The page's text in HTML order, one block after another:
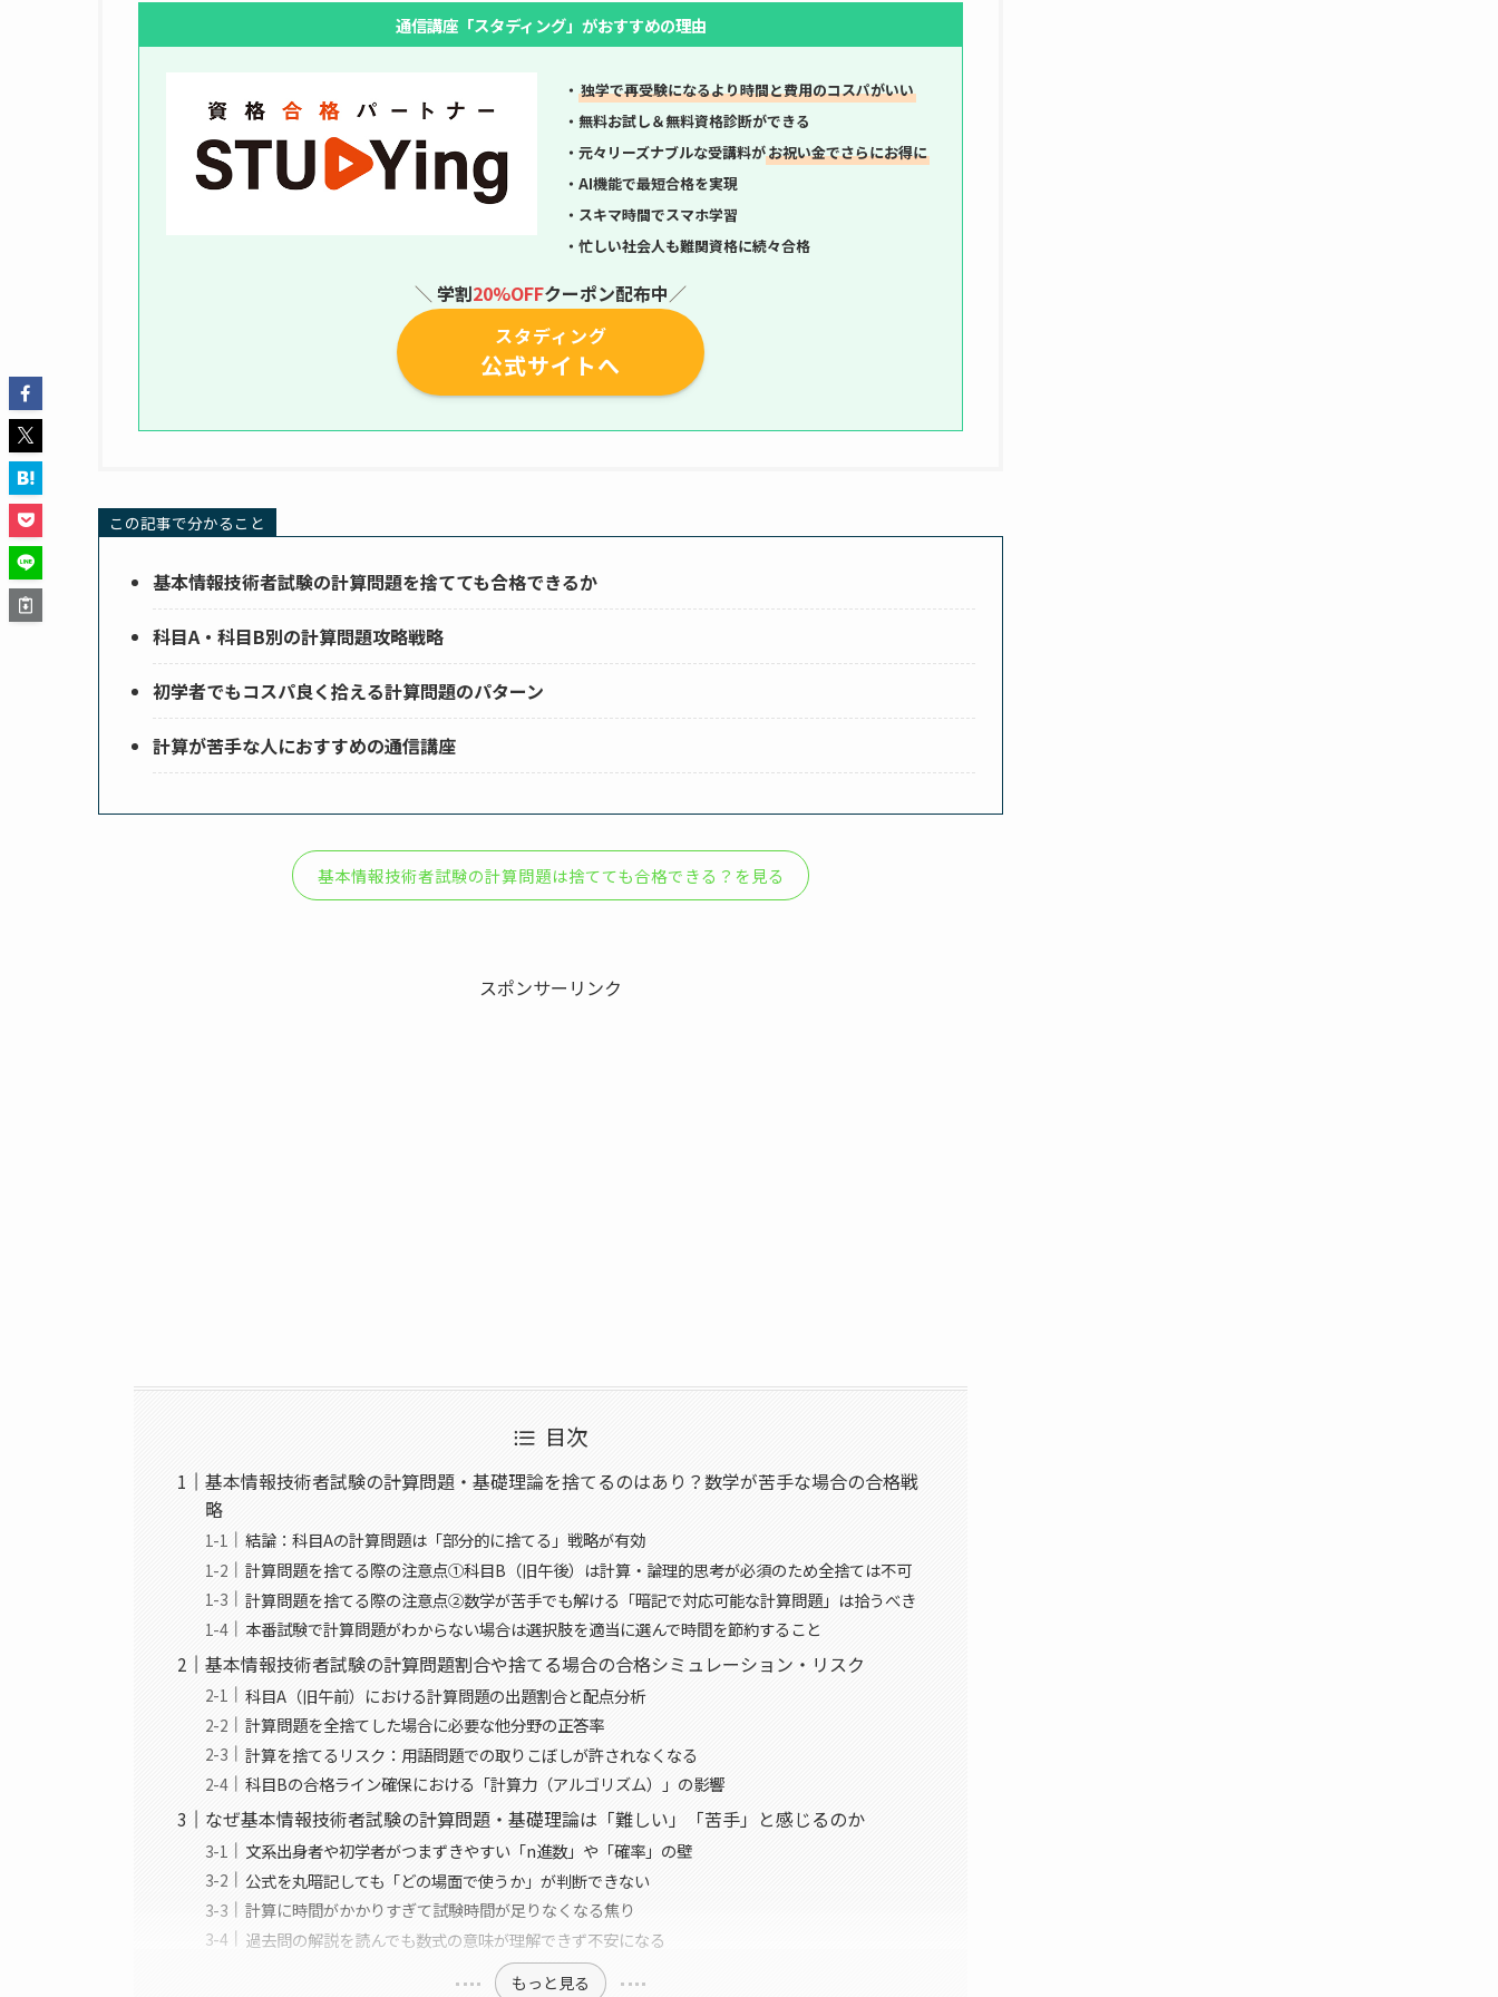
通信講座「スタディング」がおすすめの理由
・ 独学で再受験になるより時間と費用のコスパがいい
・無料お試し＆無料資格診断ができる
・元々リーズナブルな受講料がお祝い金でさらにお得に
・AI機能で最短合格を実現
・スキマ時間でスマホ学習
・忙しい社会人も難関資格に続々合格
＼ 学割20%OFFクーポン配布中／
スタディング
公式サイトへ
この記事で分かること
基本情報技術者試験の計算問題を捨てても合格できるか
科目A・科目B別の計算問題攻略戦略
初学者でもコスパ良く拾える計算問題のパターン
計算が苦手な人におすすめの通信講座
基本情報技術者試験の計算問題は捨てても合格できる？を見る
スポンサーリンク
目次
基本情報技術者試験の計算問題・基礎理論を捨てるのはあり？数学が苦手な場合の合格戦
略
結論：科目Aの計算問題は「部分的に捨てる」戦略が有効
計算問題を捨てる際の注意点①科目B（旧午後）は計算・論理的思考が必須のため全捨ては不可
計算問題を捨てる際の注意点②数学が苦手でも解ける「暗記で対応可能な計算問題」は拾うべき
本番試験で計算問題がわからない場合は選択肢を適当に選んで時間を節約すること
基本情報技術者試験の計算問題割合や捨てる場合の合格シミュレーション・リスク
科目A（旧午前）における計算問題の出題割合と配点分析
計算問題を全捨てした場合に必要な他分野の正答率
計算を捨てるリスク：用語問題での取りこぼしが許されなくなる
科目Bの合格ライン確保における「計算力（アルゴリズム）」の影響
なぜ基本情報技術者試験の計算問題・基礎理論は「難しい」「苦手」と感じるのか
文系出身者や初学者がつまずきやすい「n進数」や「確率」の壁
公式を丸暗記しても「どの場面で使うか」が判断できない
計算に時間がかかりすぎて試験時間が足りなくなる焦り
過去問の解説を読んでも数式の意味が理解できず不安になる
もっと見る